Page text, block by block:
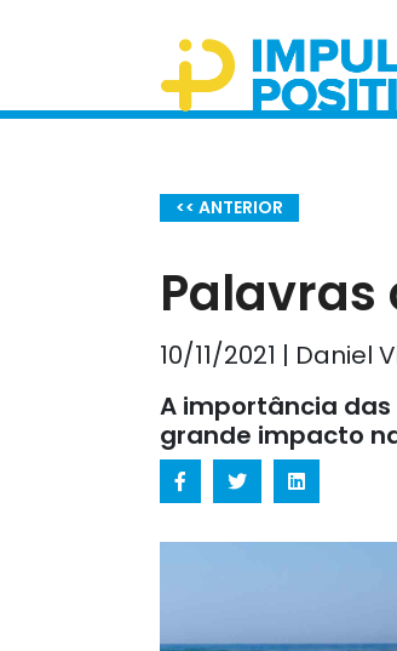
<< ANTERIOR
10/11/2021 | Daniel
A importância
grande impacto